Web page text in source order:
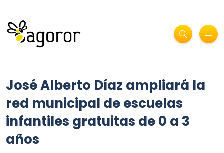
José Alberto Díaz ampliará la
red municipal de escuelas
infantiles gratuitas de 0 a 3
años